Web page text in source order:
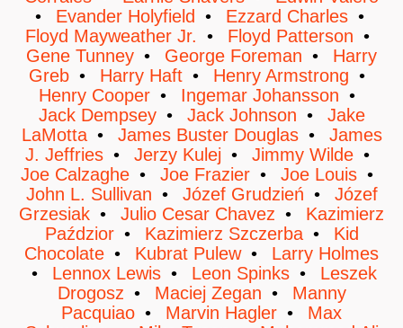
Evander Holyfield
Ezzard Charles
Floyd Mayweather Jr.
Floyd Patterson
Gene Tunney
George Foreman
Harry
Greb
Harry Haft
Henry Armstrong
Henry Cooper
Ingemar Johansson
Jack Dempsey
Jack Johnson
Jake
LaMotta
James Buster Douglas
James
J. Jeffries
Jerzy Kulej
Jimmy Wilde
Joe Calzaghe
Joe Frazier
Joe Louis
John L. Sullivan
Józef Grudzień
Józef
Grzesiak
Julio Cesar Chavez
Kazimierz
Paździor
Kazimierz Szczerba
Kid
Chocolate
Kubrat Pulew
Larry Holmes
Lennox Lewis
Leon Spinks
Leszek
Drogosz
Maciej Zegan
Manny
Pacquiao
Marvin Hagler
Max